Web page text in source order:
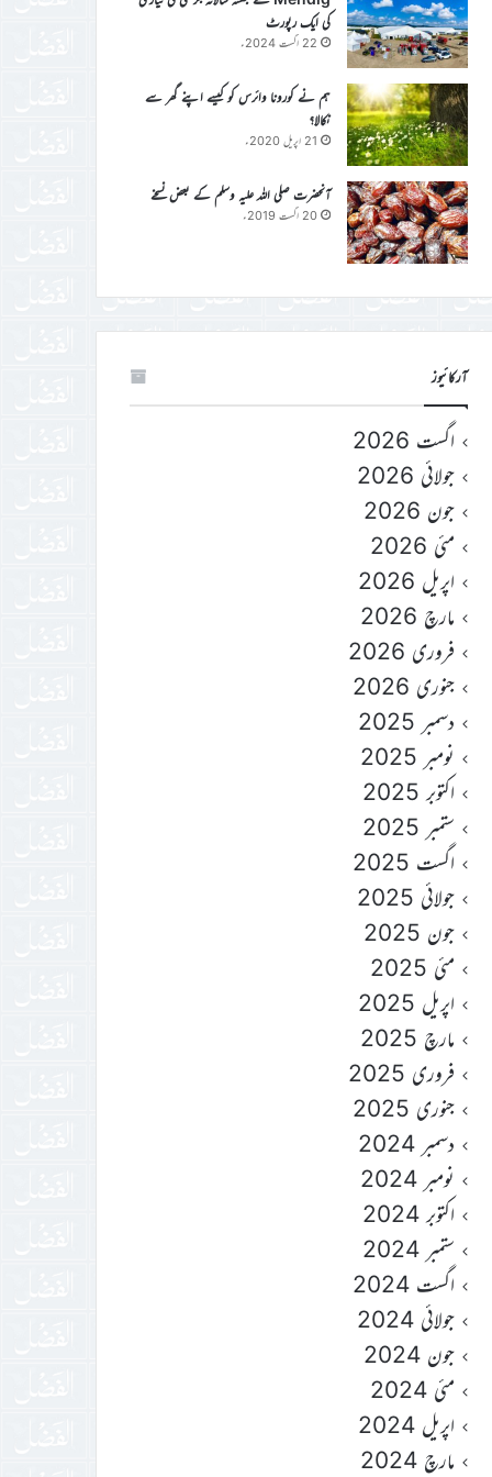
کی ایک رپورٹ
22 اگست 2024ء
ہم نے کورونا وائرس کو کیسے اپنے گھر سے
نکالا؟
21 اپریل 2020ء
آنحضرت صلی اللہ علیہ وسلم کے بعض نسخے
20 اگست 2019ء
آرکائیوز
اگست 2026
جولائی 2026
جون 2026
مئی 2026
اپریل 2026
مارچ 2026
فروری 2026
جنوری 2026
دسمبر 2025
نومبر 2025
اکتوبر 2025
ستمبر 2025
اگست 2025
جولائی 2025
جون 2025
مئی 2025
اپریل 2025
مارچ 2025
فروری 2025
جنوری 2025
دسمبر 2024
نومبر 2024
اکتوبر 2024
ستمبر 2024
اگست 2024
جولائی 2024
جون 2024
مئی 2024
اپریل 2024
مارچ 2024